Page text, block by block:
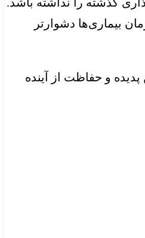
بیماری‌ها دشوارتر
و حفاظت از آینده